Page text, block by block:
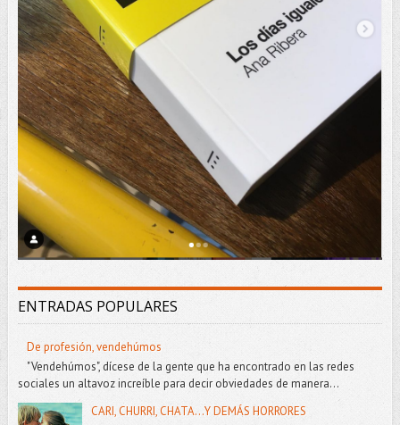
ENTRADAS POPULARES
De profesión, vendehúmos
"Vendehúmos", dícese de la gente que ha encontrado en las redes
sociales un altavoz increíble para decir obviedades de manera...
CARI, CHURRI, CHATA...Y DEMÁS HORRORES